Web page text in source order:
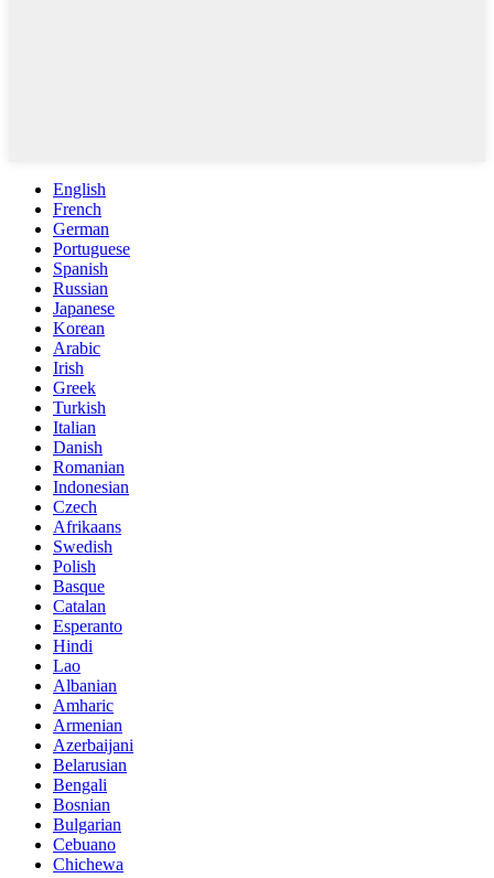
English
French
German
Portuguese
Spanish
Russian
Japanese
Korean
Arabic
Irish
Greek
Turkish
Italian
Danish
Romanian
Indonesian
Czech
Afrikaans
Swedish
Polish
Basque
Catalan
Esperanto
Hindi
Lao
Albanian
Amharic
Armenian
Azerbaijani
Belarusian
Bengali
Bosnian
Bulgarian
Cebuano
Chichewa